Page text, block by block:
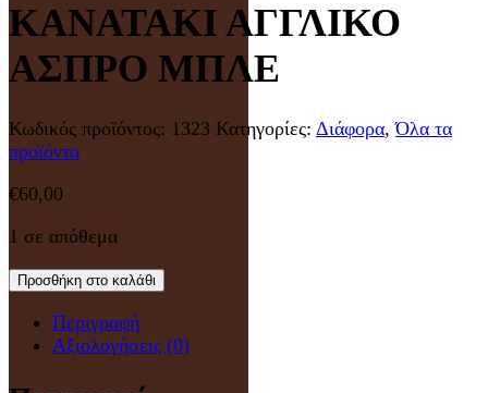
ΚΑΝΑΤΑΚΙ ΑΓΓΛΙΚΟ
ΑΣΠΡΟ ΜΠΛΕ
Κωδικός προϊόντος: 1323 Κατηγορίες: Διάφορα,Όλα τα
προϊόντα
€60,00
1 σε απόθεμα
Προσθήκη στο καλάθι
Περιγραφή
Αξιολογήσεις (0)